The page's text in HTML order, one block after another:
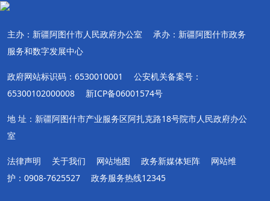
主办：新疆阿图什市人民政府办公室
承办：新疆阿图什市政务
服务和数字发展中心
政府网站标识码：6530010001
公安机关备案号：
65300102000008
新ICP备06001574号
地 址：新疆阿图什市产业服务区阿扎克路18号院市人民政府办公
室
法律声明 关于我们 网站地图 政务新媒体矩阵
网站维
护：0908-7625527
政务服务热线12345